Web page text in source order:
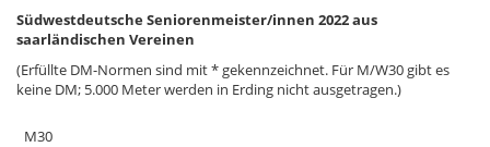
Südwestdeutsche Seniorenmeister/innen 2022 aus
saarländischen Vereinen
(Erfüllte DM-Normen sind mit * gekennzeichnet. Für M/W30 gibt es
keine DM; 5.000 Meter werden in Erding nicht ausgetragen.)
M30